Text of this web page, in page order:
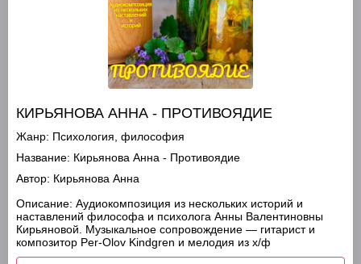
КИРЬЯНОВА АННА - ПРОТИВОЯДИЕ
Жанр: Психология, философия
Название: Кирьянова Анна - Противоядие
Автор: Кирьянова Анна
Описание: Аудиокомпозиция из нескольких историй и
наставлений философа и психолога Анны Валентиновны
Кирьяновой. Музыкальное сопровождение — гитарист и
композитор Per-Olov Kindgren и мелодия из х/ф